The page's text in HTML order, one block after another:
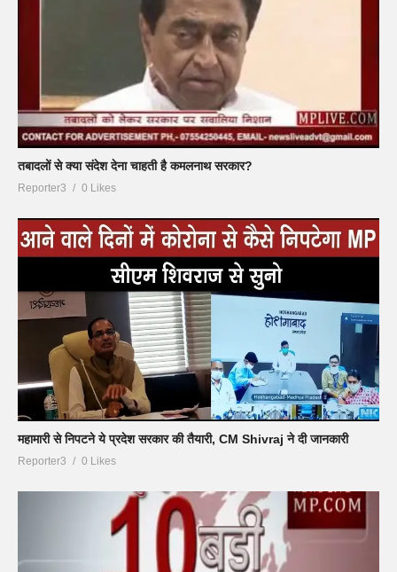
तबादलों से क्या संदेश देना चाहती है कमलनाथ सरकार?
Reporter3 0 Likes
महामारी से निपटने ये प्रदेश सरकार की तैयारी, CM Shivraj ने दी जानकारी
Reporter3 0 Likes